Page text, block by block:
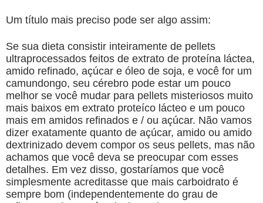
Um título mais preciso pode ser algo assim:
Se sua dieta consistir inteiramente de pellets
ultraprocessados ​​feitos de extrato de proteína láctea,
amido refinado, açúcar e óleo de soja, e você for um
camundongo, seu cérebro pode estar um pouco
melhor se você mudar para pellets misteriosos muito
mais baixos em extrato proteíco lácteo e um pouco
mais em amidos refinados e / ou açúcar. Não vamos
dizer exatamente quanto de açúcar, amido ou amido
dextrinizado devem compor os seus pellets, mas não
achamos que você deva se preocupar com esses
detalhes. Em vez disso, gostaríamos que você
simplesmente acreditasse que mais carboidrato é
sempre bom (independentemente do grau de